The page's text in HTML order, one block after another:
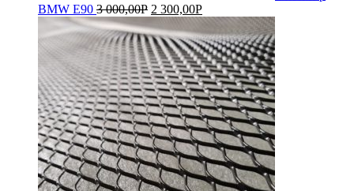
BMW E90 3 000,00Р 2 300,00Р